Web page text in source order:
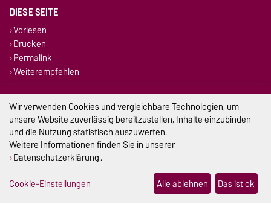
DIESE SEITE
Vorlesen
Drucken
Permalink
Weiterempfehlen
Impressum
Datenschutz
Barrierefreiheit
Cookie-Einstellungen
Wir verwenden Cookies und vergleichbare Technologien, um
unsere Website zuverlässig bereitzustellen, Inhalte einzubinden
und die Nutzung statistisch auszuwerten.
Weitere Informationen finden Sie in unserer
Datenschutzerklärung.
Cookie-Einstellungen
Alle ablehnen Das ist ok